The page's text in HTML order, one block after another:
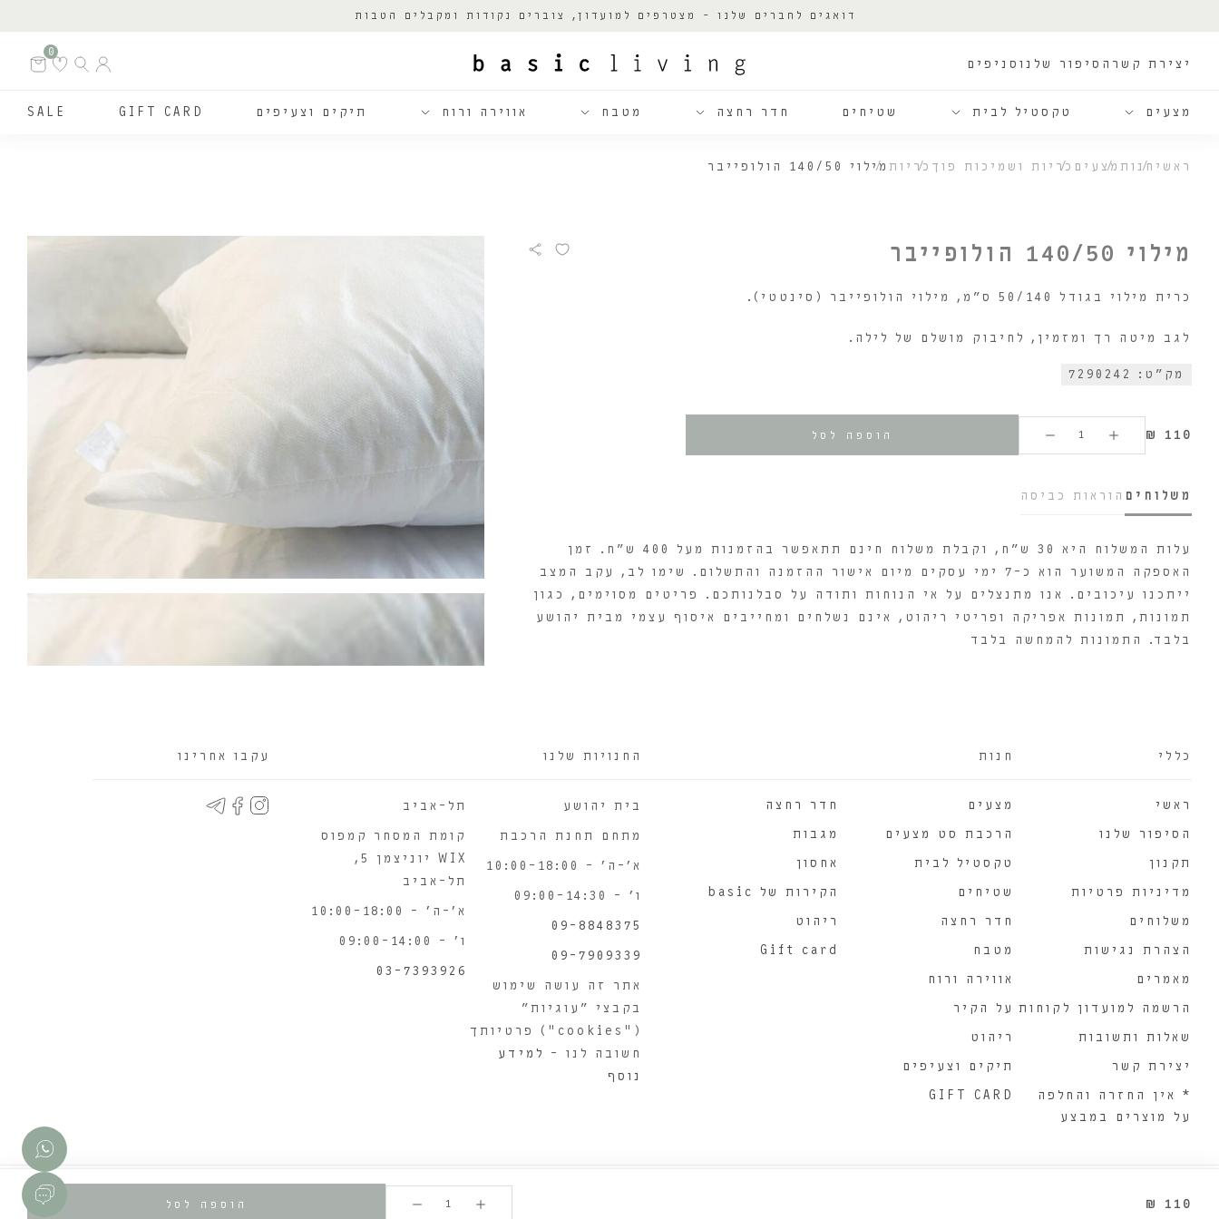
דואגים לחברים שלנו - מצטרפים למועדון, צוברים נקודות ומקבלים הטבות
יצירת קשר הסיפור שלנוסניפים
0
מצעים טקסטיל לבית שטיחים חדר רחצה מטבח אווירה ורוח תיקים וצעיפים GIFT CARD
SALE
ראשי חנות מצעים כריות ושמיכות פוך כריות מילוי 140/50 הולופייבר
מילוי 140/50 הולופייבר
כרית מילוי בגודל 50/140 ס"מ, מילוי הולופייבר (סינטטי).
לגב מיטה רך ומזמין, לחיבוק מושלם של לילה.
מק"ט: 7290242
₪ 110 הוספה לסל
משלוחים הוראות כביסה
עלות המשלוח היא 30 ש"ח, וקבלת משלוח חינם תתאפשר בהזמנות מעל 400 ש"ח. זמן
האספקה המשוער הוא כ-7 ימי עסקים מיום אישור ההזמנה והתשלום. שימו לב, עקב המצב
ייתכנו עיכובים. אנו מתנצלים על אי הנוחות ותודה על סבלנותכם. פריטים מסוימים, כגון
תמונות, תמונות אפריקה ופריטי ריהוט, אינם נשלחים ומחייבים איסוף עצמי מבית יהושע
בלבד. התמונות להמחשה בלבד
₪ 110 הוספה לסל
כללי
ראשי
הסיפור שלנו
תקנון
מדיניות פרטיות
משלוחים
הצהרת נגישות
מאמרים
הרשמה למועדון לקוחות
שאלות ותשובות
יצירת קשר
* אין החזרה והחלפה
על מוצרים במבצע
חנות
מצעים
הרכבת סט מצעים
טקסטיל לבית
שטיחים
חדר רחצה
מטבח
אווירה ורוח
על הקיר
ריהוט
תיקים וצעיפים
GIFT CARD
חדר רחצה
מגבות
אחסון
הקירות של basic
ריהוט
Gift card
החנויות שלנו
בית יהושע
מתחם תחנת הרכבת
א'-ה' – 10:00-18:00
ו' – 09:00-14:30
09-8848375
09-7909339
אתר זה עושה שימוש
בקבצי "עוגיות"
("cookies") פרטיותך
חשובה לנו – למידע
נוסף
תל-אביב
קומת המסחר קמפוס
WIX יוניצמן 5,
תל-אביב
א'-ה' – 10:00-18:00
ו' – 09:00-14:00
03-7393926
עקבו אחרינו
© כל הזכויות שמורות לבייסיק וילג' בע"מ הקנייה באתר מאובטחת על פי תקן